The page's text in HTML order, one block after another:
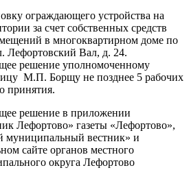
ограждающего устройства на
за счет собственных средств
в многоквартирном доме по
Лефортовский Вал, д. 24.
решение уполномоченному
М.П. Борщу не позднее 5 рабочих
принятия.
решение в приложении
Лефортово» газеты «Лефортово»,
муниципальный вестник» и
сайте органов местного
округа Лефортово